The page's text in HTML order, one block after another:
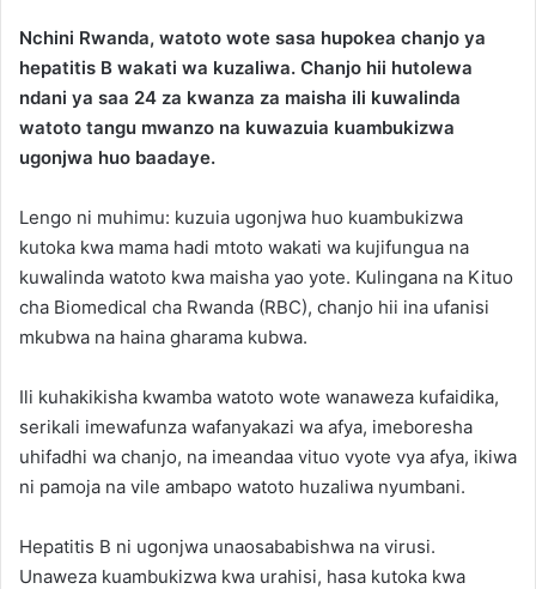
Nchini Rwanda, watoto wote sasa hupokea chanjo ya
hepatitis B wakati wa kuzaliwa. Chanjo hii hutolewa
ndani ya saa 24 za kwanza za maisha ili kuwalinda
watoto tangu mwanzo na kuwazuia kuambukizwa
ugonjwa huo baadaye.
Lengo ni muhimu: kuzuia ugonjwa huo kuambukizwa
kutoka kwa mama hadi mtoto wakati wa kujifungua na
kuwalinda watoto kwa maisha yao yote. Kulingana na Kituo
cha Biomedical cha Rwanda (RBC), chanjo hii ina ufanisi
mkubwa na haina gharama kubwa.
Ili kuhakikisha kwamba watoto wote wanaweza kufaidika,
serikali imewafunza wafanyakazi wa afya, imeboresha
uhifadhi wa chanjo, na imeandaa vituo vyote vya afya, ikiwa
ni pamoja na vile ambapo watoto huzaliwa nyumbani.
Hepatitis B ni ugonjwa unaosababishwa na virusi.
Unaweza kuambukizwa kwa urahisi, hasa kutoka kwa